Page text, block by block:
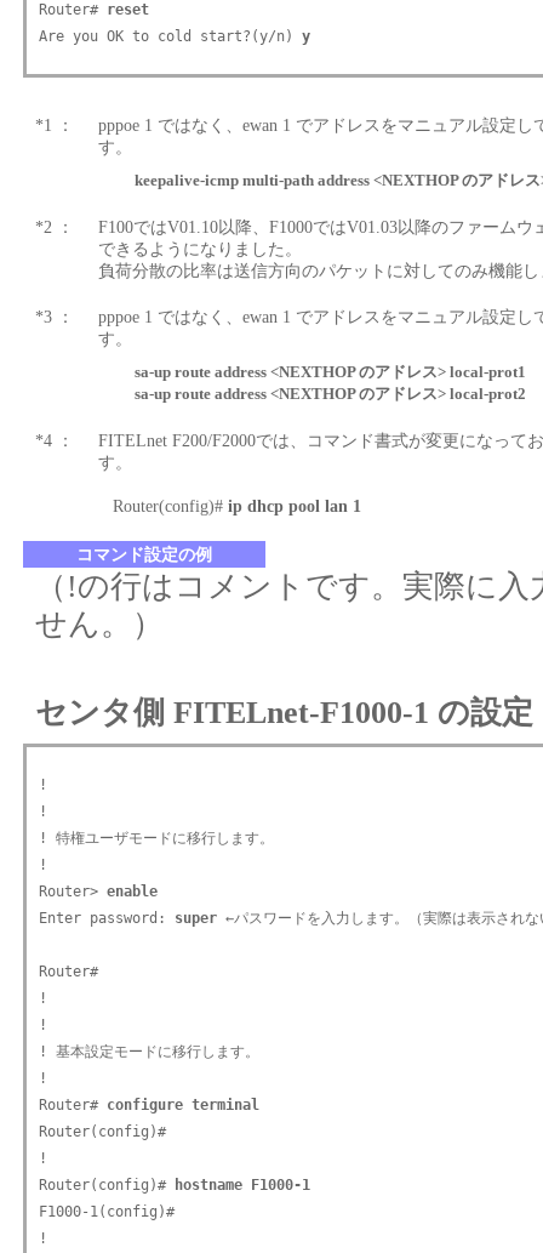
Router# reset
Are you OK to cold start?(y/n) y
*1 ：
pppoe 1 ではなく、ewan 1 でアドレスをマニュアル設定
す。
keepalive-icmp multi-path address <NEXTHOP のアドレス
*2 ：
F100ではV01.10以降、F1000ではV01.03以降のファーム
できるようになりました。
負荷分散の比率は送信方向のパケットに対してのみ機能
*3 ：
pppoe 1 ではなく、ewan 1 でアドレスをマニュアル設定
す。
sa-up route address <NEXTHOP のアドレス> local-prot1
sa-up route address <NEXTHOP のアドレス> local-prot2
*4 ：
FITELnet F200/F2000では、コマンド書式が変更になって
す。
Router(config)# ip dhcp pool lan 1
コマンド設定の例
（!の行はコメントです。実際に
せん。）
センタ側 FITELnet-F1000-1 の設定
!
!
! 特権ユーザモードに移行します。
!
Router> enable
Enter password: super ←パスワードを入力します。（実際は表示されな
Router#
!
!
! 基本設定モードに移行します。
!
Router# configure terminal
Router(config)#
!
Router(config)# hostname F1000-1
F1000-1(config)#
!